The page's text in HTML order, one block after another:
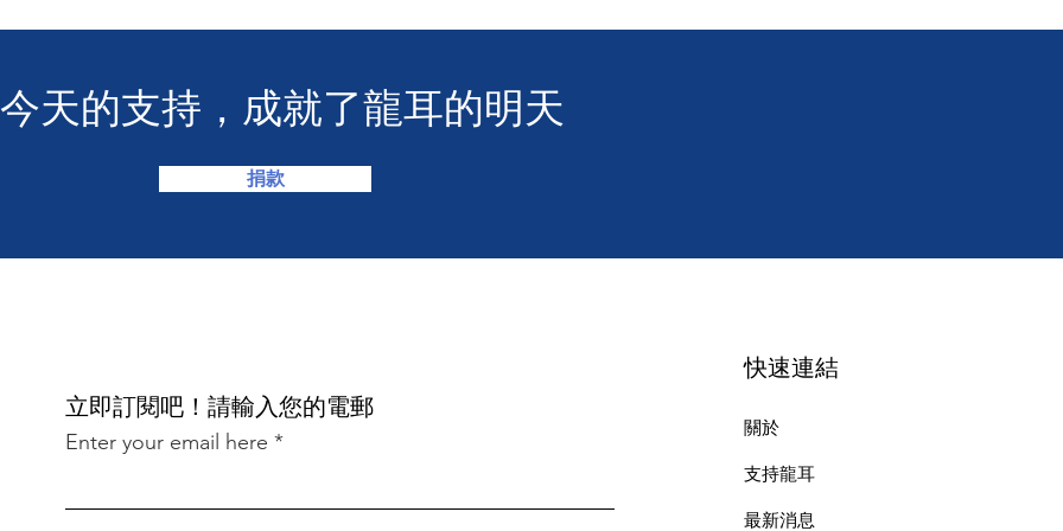
天的支持，成就了龍耳的明天
捐款
​立即訂閱吧！請輸入您的電郵
Enter your email here
快速連結
關於
支持龍耳
最新消息